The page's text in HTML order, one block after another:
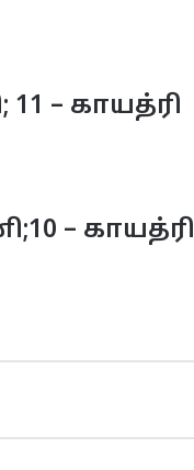
– காயத்ரி
– காயத்ரி